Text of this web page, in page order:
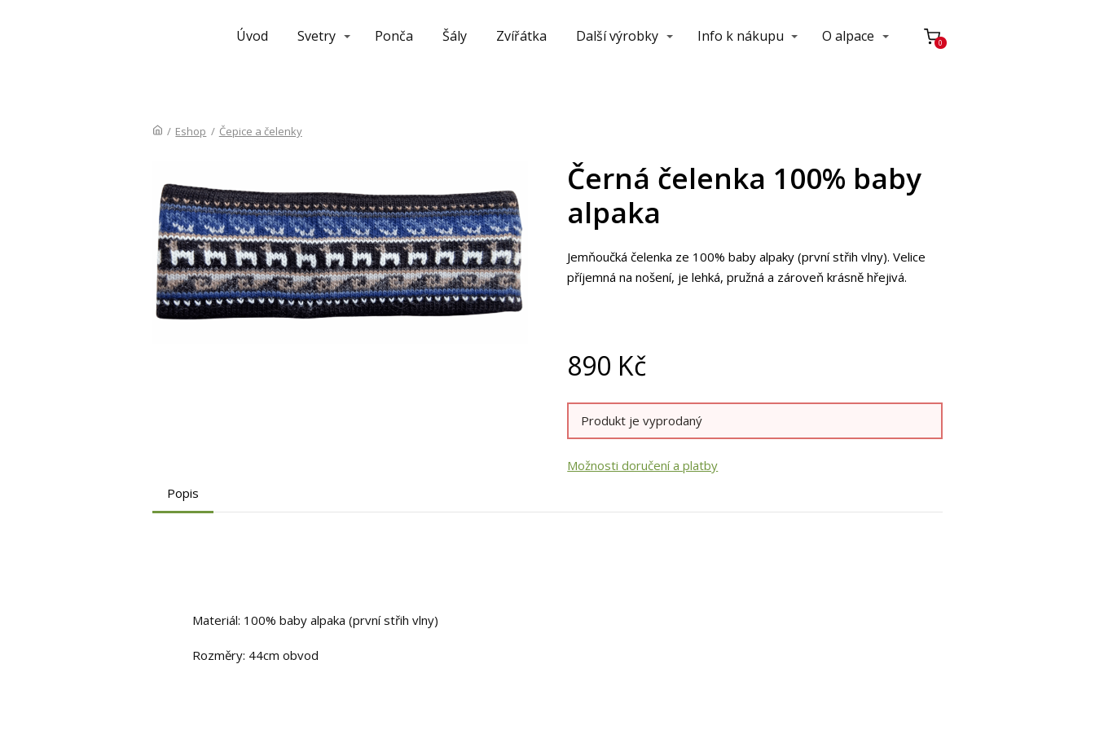
Úvod Svetry Ponča Šály Zvířátka Další výrobky Info k nákupu O alpace 0
/ Eshop / Čepice a čelenky
Černá čelenka 100% baby
alpaka
Jemňoučká čelenka ze 100% baby alpaky (první střih vlny). Velice
příjemná na nošení, je lehká, pružná a zároveň krásně hřejivá.
890 Kč
Produkt je vyprodaný
Možnosti doručení a platby
Popis
Materiál: 100% baby alpaka (první střih vlny)
Rozměry: 44cm obvod